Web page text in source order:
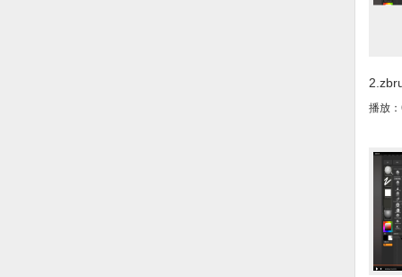
播放